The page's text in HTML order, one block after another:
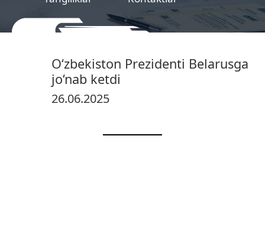
sertifikatlashtirish markazi
O‘zbekiston Prezidenti Belarusga
jo‘nab ketdi
26.06.2025